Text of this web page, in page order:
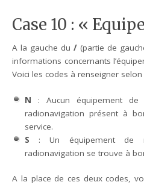
Case 10 : «
A la gauche du/ (partie de
informations concernants
Voici les codes à renseigner
N : Aucun équipement de
radionavigation présent à
service.
S : Un équipement de
radionavigation se trouve à
A la place de ces deux codes,